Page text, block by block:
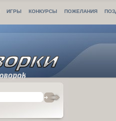
ИГРЫ КОНКУРСЫ ПОЖЕЛАНИЯ